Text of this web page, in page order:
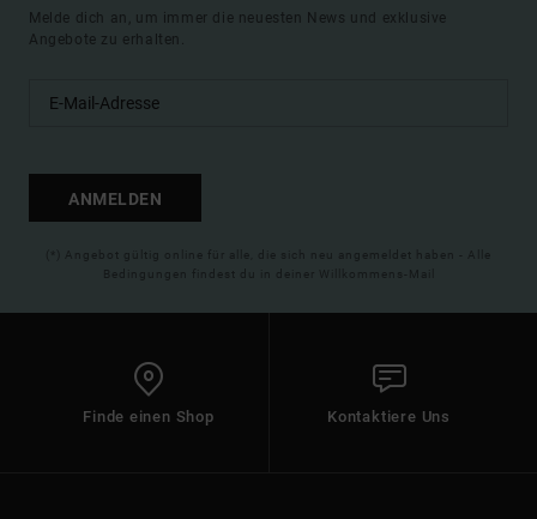
Melde dich an, um immer die neuesten News und exklusive
Angebote zu erhalten.
ANMELDEN
(*) Angebot gültig online für alle, die sich neu angemeldet haben - Alle
Bedingungen findest du in deiner Willkommens-Mail
Finde einen Shop Kontaktiere Uns